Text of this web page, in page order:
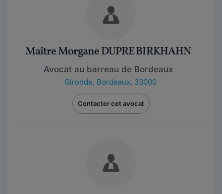
Maître Morgane DUPRE BIRKHAHN
Avocat au barreau de Bordeaux
Gironde, Bordeaux, 33000
Contacter cet avocat